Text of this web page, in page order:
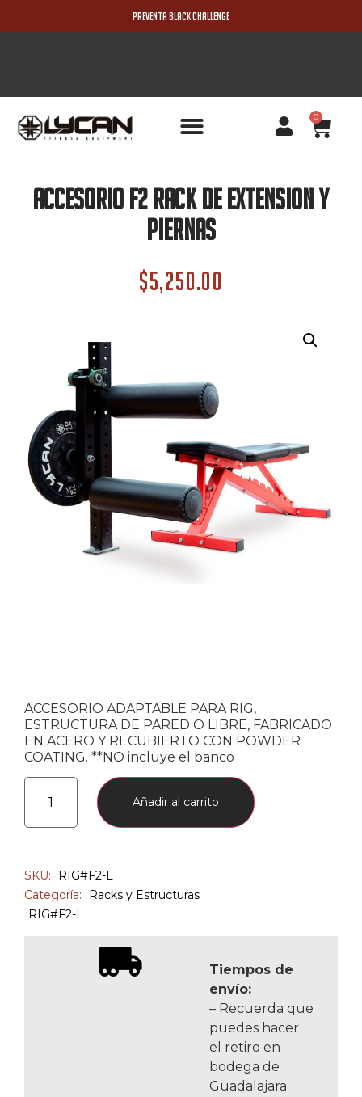
PREVENTA BLACK CHALLENGE
0
Accesorio F2 Rack De Extension Y
Piernas
$5,250.00
ACCESORIO ADAPTABLE PARA RIG,
ESTRUCTURA DE PARED O LIBRE, FABRICADO
EN ACERO Y RECUBIERTO CON POWDER
COATING. **NO incluye el banco
Añadir al carrito
SKU:
RIG#F2-L
Categoría:
Racks y Estructuras
RIG#F2-L
Tiempos de
envío:
– Recuerda que
puedes hacer
el retiro en
bodega de
Guadalajara